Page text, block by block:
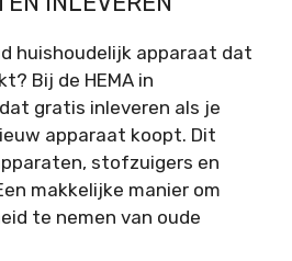
huishoudelijk apparaat dat
Bij de HEMA in
gratis inleveren als je
apparaat koopt. Dit
stofzuigers en
makkelijke manier om
te nemen van oude